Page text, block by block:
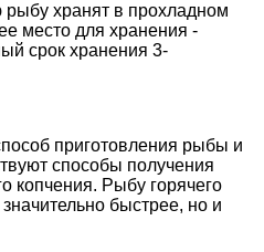
хранят в прохладном
место для хранения -
срок хранения 3-
приготовления рыбы и
способы получения
копчения. Рыбу горячего
быстрее, но и